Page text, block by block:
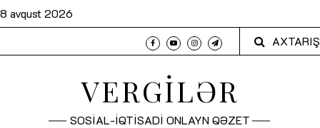
8 avqust 2026
AXTARIŞ
VERGİLƏR
SOSİAL-İQTİSADİ ONLAYN QƏZET